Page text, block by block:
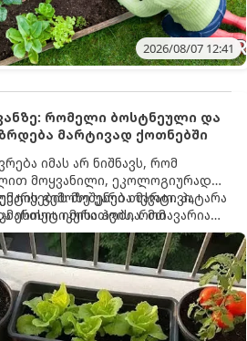
2026/08/07 12:41
რომელი ბოსტნეული და
მარტივად ქოთნებში
იმას არ ნიშნავს, რომ
მოყვანილი, ეკოლოგიურად
გემოზე უარი თქვათ. პატარა
იმისათვის, რომ
ბოსტანი, საიდანაც
ახალ, არომატულ მწვანილსა
მოკრეფთ.
მოშენება მარტივი,
ესთეტიკური ჰობია. მთავარია
კულტურები ეგუებიან
ყველაზე კარგად და როგორ
სწორად.